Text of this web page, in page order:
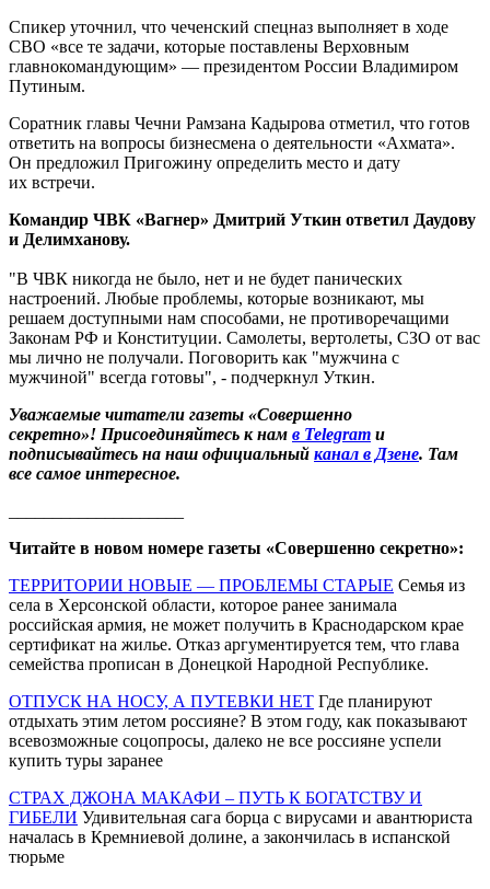
Спикер уточнил, что чеченский спецназ выполняет в ходе
СВО «все те задачи, которые поставлены Верховным
главнокомандующим» — президентом России Владимиром
Путиным.
Соратник главы Чечни Рамзана Кадырова отметил, что готов
ответить на вопросы бизнесмена о деятельности «Ахмата».
Он предложил Пригожину определить место и дату
их встречи.
Командир ЧВК «Вагнер» Дмитрий Уткин ответил Даудову
и Делимханову.
"В ЧВК никогда не было, нет и не будет панических
настроений. Любые проблемы, которые возникают, мы
решаем доступными нам способами, не противоречащими
Законам РФ и Конституции. Самолеты, вертолеты, СЗО от вас
мы лично не получали. Поговорить как "мужчина с
мужчиной" всегда готовы", - подчеркнул Уткин.
Уважаемые читатели газеты «Совершенно
секретно»! Присоединяйтесь к нам в Telegram и
подписывайтесь на наш официальный канал в Дзене. Там
все самое интересное.
Читайте в новом номере газеты «Совершенно секретно»:
ТЕРРИТОРИИ НОВЫЕ — ПРОБЛЕМЫ СТАРЫЕ Семья из
села в Херсонской области, которое ранее занимала
российская армия, не может получить в Краснодарском крае
сертификат на жилье. Отказ аргументируется тем, что глава
семейства прописан в Донецкой Народной Республике.
ОТПУСК НА НОСУ, А ПУТЕВКИ НЕТ Где планируют
отдыхать этим летом россияне? В этом году, как показывают
всевозможные соцопросы, далеко не все россияне успели
купить туры заранее
СТРАХ ДЖОНА МАКАФИ – ПУТЬ К БОГАТСТВУ И
ГИБЕЛИ Удивительная сага борца с вирусами и авантюриста
началась в Кремниевой долине, а закончилась в испанской
тюрьме